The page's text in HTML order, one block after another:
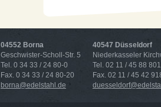
04552 Borna
Geschwister-Scholl-Str. 5
Tel. 0 34 33 / 24 80-0
Fax. 0 34 33 / 24 80-20
borna@edelstahl.de
40547 Düsseldorf
Niederkasseler
Tel. 02 11 / 45 88 801
Fax. 02 11 / 45 42